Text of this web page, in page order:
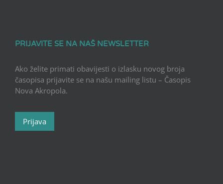
PRIJAVITE SE NA NAŠ NEWSLETTER
Ako želite primati obavijesti o izlasku novog broja
časopisa prijavite se na našu mailing listu – Časopis
Nova Akropola.
Prijava